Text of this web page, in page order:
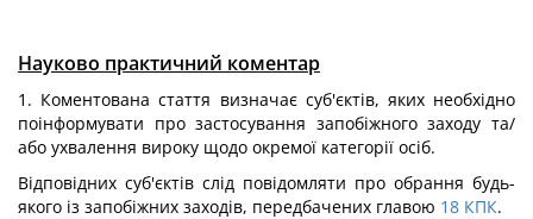
Науково практичний коментар
1. Коментована стаття визначає суб'єктів, яких необхідно
поінформувати про застосування запобіжного заходу та/
або ухвалення вироку щодо окремої категорії осіб.
Відповідних суб'єктів слід повідомляти про обрання будь-
якого із запобіжних заходів, передбачених главою 18 КПК.